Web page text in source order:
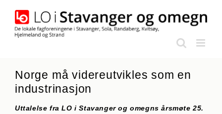
content
Norge må videreutvikles som en
industrinasjon
Uttalelse fra LO i Stavanger og omegns årsmøte 25.